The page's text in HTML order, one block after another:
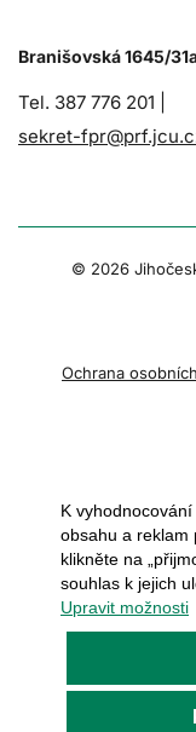
Branišovská 1645/
Tel. 387 776 201 |
sekret-
© 2026
Ochrana
K
obsahu a reklam
klikněte na
souhlas k jejich
Upravit možnosti